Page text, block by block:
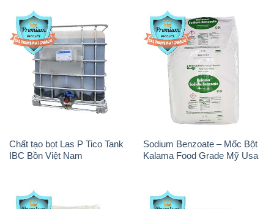
Chất tạo bọt Las P Tico Tank
IBC Bồn Việt Nam
Sodium Benzoate – Mốc Bột
Kalama Food Grade Mỹ Usa